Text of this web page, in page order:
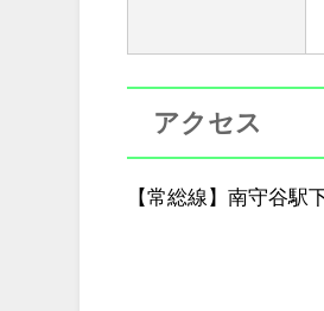
アクセス
【常総線】南守谷駅